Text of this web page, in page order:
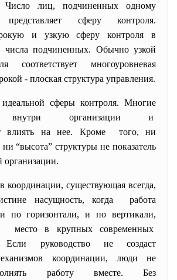
Число лиц, подчиненных одному
представляет сферу контроля.
и узкую сферу контроля в
числа подчиненных. Обычно узкой
соответствует многоуровневая
- плоская структура управления.
сферы контроля. Многие
внутри организации и
влиять на нее. Кроме того, ни
“высота” структуры не показатель
координации, существующая всегда,
насущность, когда работа
по горизонтали, и по вертикали,
место в крупных современных
Если руководство не создаст
координации, люди не
работу вместе. Без